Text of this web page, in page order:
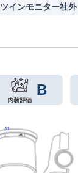
ツインモニター社外
B